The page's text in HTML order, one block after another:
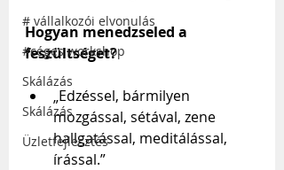
# vállalkozói elvonulás
#céges workshop
Skálázás
Skálázás
Üzletfejlesztés
Hogyan menedzseled a
feszültséget?
„Edzéssel, bármilyen
mozgással, sétával, zene
hallgatással, meditálással,
írással.”